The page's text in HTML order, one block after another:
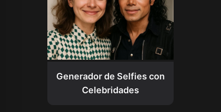
Generador de Selfies con
Celebridades